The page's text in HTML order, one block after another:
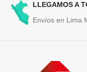
LLEGAMOS A
Envíos en Lima